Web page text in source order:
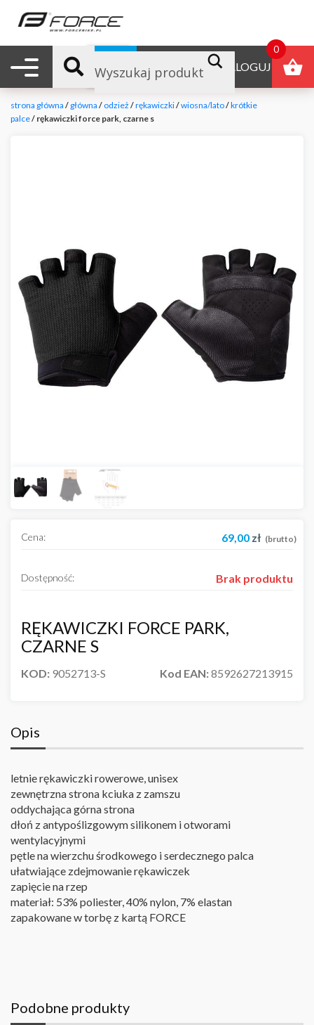
Nawigacja mobilna ZALOGUJ
B2B
strona główna / główna / odzież /rękawiczki/wiosna/lato/krótkie
palce/ rękawiczki force park, czarne s
RĘKAWICZKI FORCE PARK,
CZARNE S
KOD: 9052713-S Kod EAN:8592627213915
Cena: 69,00 zł (brutto)
Dostępność: Brak produktu
Opis
letnie rękawiczki rowerowe, unisex
zewnętrzna strona kciuka z zamszu
oddychająca górna strona
dłoń z antypoślizgowym silikonem i otworami
wentylacyjnymi
pętle na wierzchu środkowego i serdecznego palca
ułatwiające zdejmowanie rękawiczek
zapięcie na rzep
materiał: 53% poliester, 40% nylon, 7% elastan
zapakowane w torbę z kartą FORCE
Podobne produkty
0